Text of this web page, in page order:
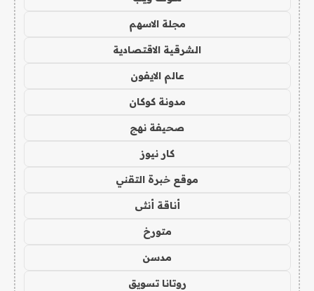
مجلة الاسهم
الشرقية الاقتصادية
عالم الايفون
مدونة كوكان
صحيفة نهج
كار نيوز
موقع خبرة التقني
أناقة أنثى
متورخ
مدسن
روتانا تسويق